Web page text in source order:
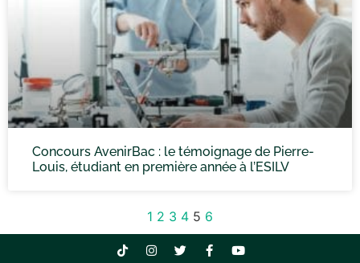
Concours AvenirBac : le témoignage de Pierre-
Louis, étudiant en première année à l’ESILV
1 2 3 4 5 6